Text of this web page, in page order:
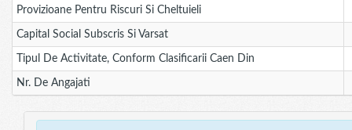
Provizioane Pentru Riscuri Si Cheltuieli
Capital Social Subscris Si Varsat
Tipul De Activitate, Conform Clasificarii Caen Din
Nr. De Angajati